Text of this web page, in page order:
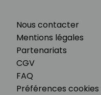
Nous contacter
Mentions légales
Partenariats
CGV
FAQ
Préférences cookies